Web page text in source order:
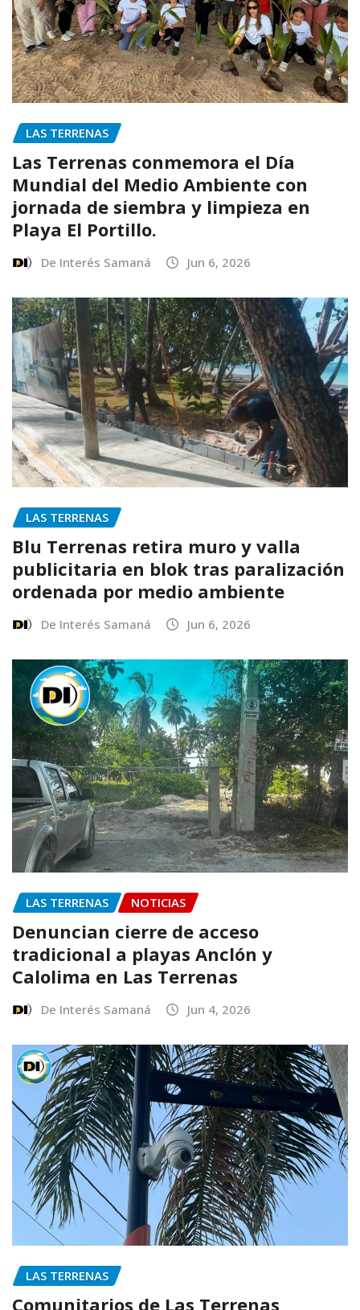
LAS TERRENAS
Las Terrenas conmemora el Día
Mundial del Medio Ambiente con
jornada de siembra y limpieza en
Playa El Portillo.
De Interés Samaná Jun 6, 2026
LAS TERRENAS
Blu Terrenas retira muro y valla
publicitaria en blok tras paralización
ordenada por medio ambiente
De Interés Samaná Jun 6, 2026
LAS TERRENAS NOTICIAS
Denuncian cierre de acceso
tradicional a playas Anclón y
Calolima en Las Terrenas
De Interés Samaná Jun 4, 2026
LAS TERRENAS
Comunitarios de Las Terrenas